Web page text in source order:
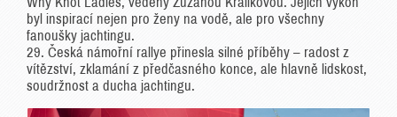
byl inspirací nejen pro ženy na vodě, ale pro všechny
fanoušky jachtingu.
29. Česká námořní rallye přinesla silné příběhy – radost z
vítězství, zklamání z předčasného konce, ale hlavně lidskost,
soudržnost a ducha jachtingu.